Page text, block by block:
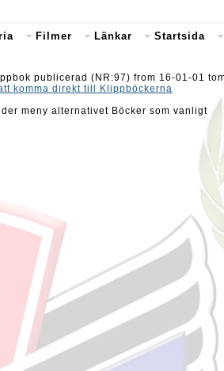
Filmer Länkar Startsida
publicerad (NR:97) from 16-01-01
komma direkt till Klippböckerna
meny alternativet Böcker som vanligt